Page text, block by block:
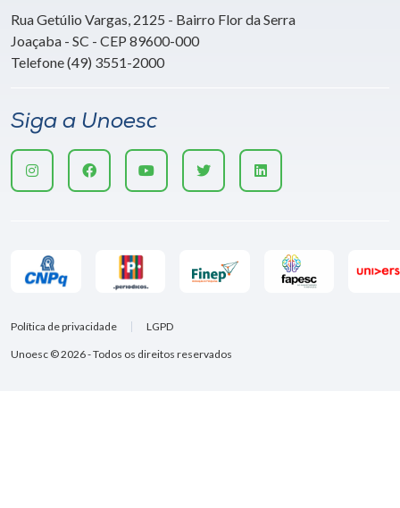
Rua Getúlio Vargas, 2125 - Bairro Flor da Serra
Joaçaba - SC - CEP 89600-000
Telefone (49) 3551-2000
Siga a Unoesc
Unoesc © 2026 - Todos os direitos reservados
Política de privacidade LGPD